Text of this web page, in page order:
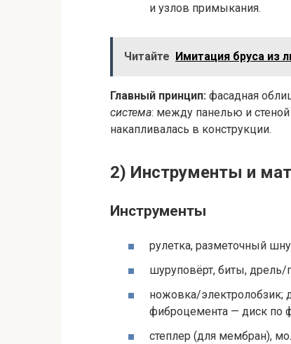
и узлов примыкания.
Читайте Имитация бруса из
Главный принцип: фасадная
система: между панелью и
накапливалась в конструкции.
2) Инструменты и
Инструменты
рулетка, разметочный
шуруповёрт, биты,
ножовка/электролобзик;
фиброцемента — диск по
степлер (для мембран),